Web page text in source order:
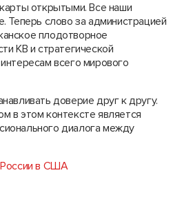
открытыми. Все наши
Теперь слово за администрацией
плодотворное
КВ и стратегической
всего мирового
доверие друг к другу.
в этом контексте является
диалога между
в США